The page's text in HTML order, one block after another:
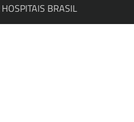
HOSPITAIS BRASIL